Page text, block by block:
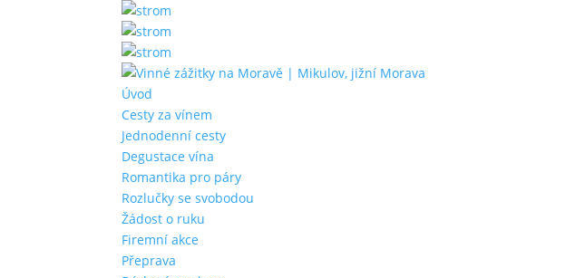
Úvod
Cesty za vínem
Jednodenní cesty
Degustace vína
Romantika pro páry
Rozlučky se svobodou
Žádost o ruku
Firemní akce
Přeprava